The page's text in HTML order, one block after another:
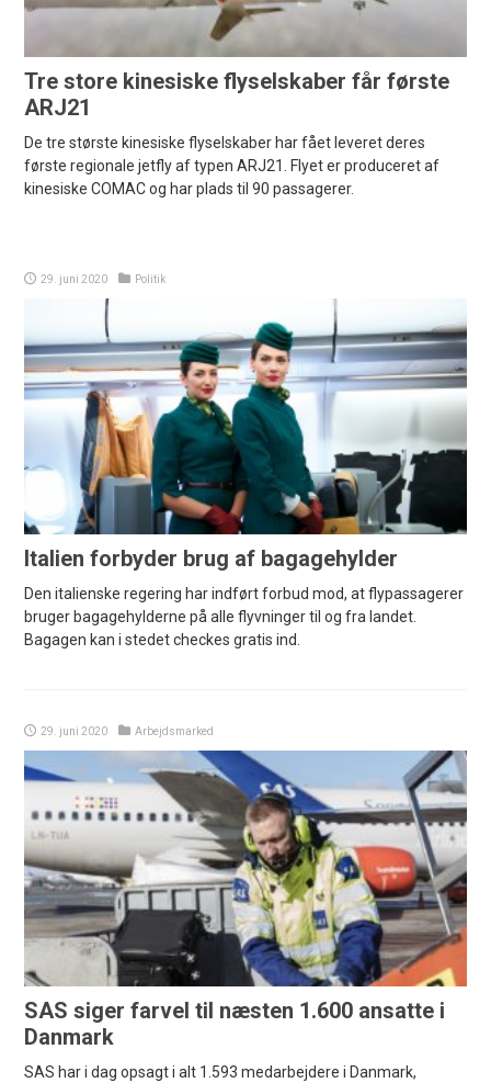
Tre store kinesiske flyselskaber får første
ARJ21
De tre største kinesiske flyselskaber har fået leveret deres
første regionale jetfly af typen ARJ21. Flyet er produceret af
kinesiske COMAC og har plads til 90 passagerer.
29. juni 2020 Politik
Italien forbyder brug af bagagehylder
Den italienske regering har indført forbud mod, at flypassagerer
bruger bagagehylderne på alle flyvninger til og fra landet.
Bagagen kan i stedet checkes gratis ind.
29. juni 2020 Arbejdsmarked
SAS siger farvel til næsten 1.600 ansatte i
Danmark
SAS har i dag opsagt i alt 1.593 medarbejdere i Danmark,